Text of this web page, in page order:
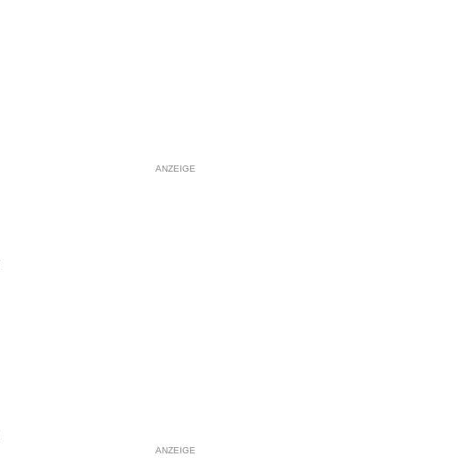
ANZEIGE
ANZEIGE